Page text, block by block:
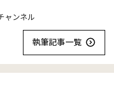
ャンネル
執筆記事一覧